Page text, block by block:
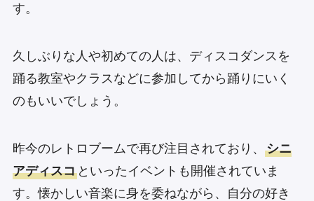
す。
久しぶりな人や初めての人は、ディスコダンスを
踊る教室やクラスなどに参加してから踊りにいく
のもいいでしょう。
昨今のレトロブームで再び注目されており、 シニ
アディスコといったイベントも開催されていま
す。懐かしい音楽に身を委ねながら、自分の好き